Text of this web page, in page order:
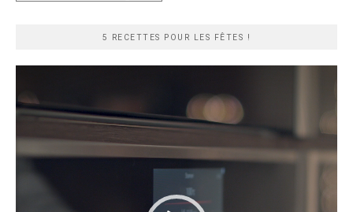
5 RECETTES POUR LES FÊTES !